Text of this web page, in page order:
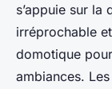
s’appuie sur la
irréprochable
domotique
ambiances.